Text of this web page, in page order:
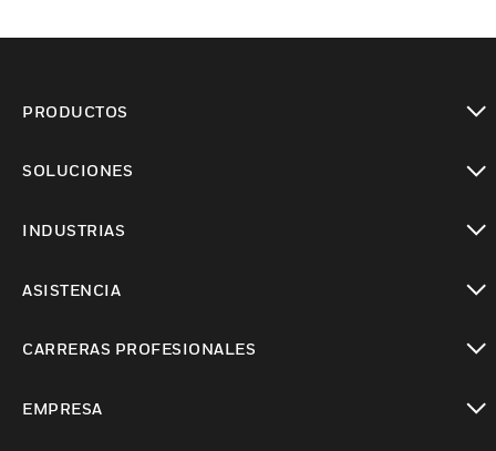
PRODUCTOS
SOLUCIONES
INDUSTRIAS
ASISTENCIA
CARRERAS PROFESIONALES
EMPRESA